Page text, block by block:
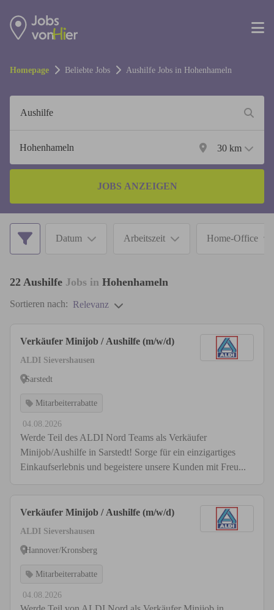
Homepage Beliebte Jobs Aushilfe Jobs in Hohenhameln
30 km
JOBS ANZEIGEN
Datum Arbeitszeit Home-Office
22 Aushilfe Jobs in Hohenhameln
Sortieren nach: Relevanz
Verkäufer Minijob / Aushilfe (m/w/d)
ALDI Sievershausen
Sarstedt
Mitarbeiterrabatte
04.08.2026
Werde Teil des ALDI Nord Teams als Verkäufer
Minijob/Aushilfe in Sarstedt! Sorge für ein einzigartiges
Einkaufserlebnis und begeistere unsere Kunden mit Freu...
Verkäufer Minijob / Aushilfe (m/w/d)
ALDI Sievershausen
Hannover/Kronsberg
Mitarbeiterrabatte
04.08.2026